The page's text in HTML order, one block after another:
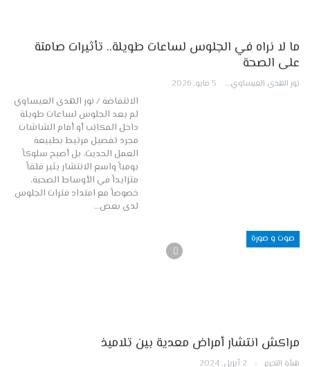
ما لا نراه في الجلوس لساعات طويلة.. تأثيرات صامتة
على الصحة
نور الهدى العيساوي 5 مايو, 2026
الانتفاضة / نور الهدى العيساوي
لم يعد الجلوس لساعات طويلة
داخل المكاتب أو أمام الشاشات
مجرد تفصيل مرتبط بطبيعة
العمل الحديث، بل أصبح سلوكاً
يومياً واسع الانتشار يثير قلقاً
متزايداً في الأوساط الصحية،
خصوصاً مع امتداد فترات الجلوس
لدى بعض…
صوت و صورة
مراكش انتشار أمراض معدية بين تلاميذ
هيئة التحرير 2 أبريل, 2024